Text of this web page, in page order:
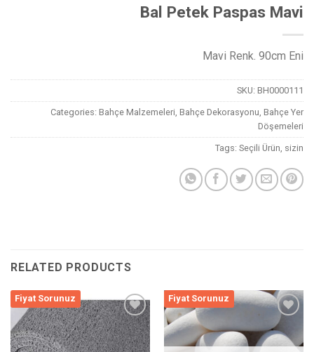
Bal Petek Paspas Mavi
Mavi Renk. 90cm Eni
SKU: BH0000111
Categories: Bahçe Malzemeleri Bahçe Dekorasyonu Bahçe Yer
Döşemeleri
Tags: Seçili Ürün sizin
RELATED PRODUCTS
Fiyat Sorunuz
Listeme
Ekle
Fiyat Sorunuz
Listeme
Ekle